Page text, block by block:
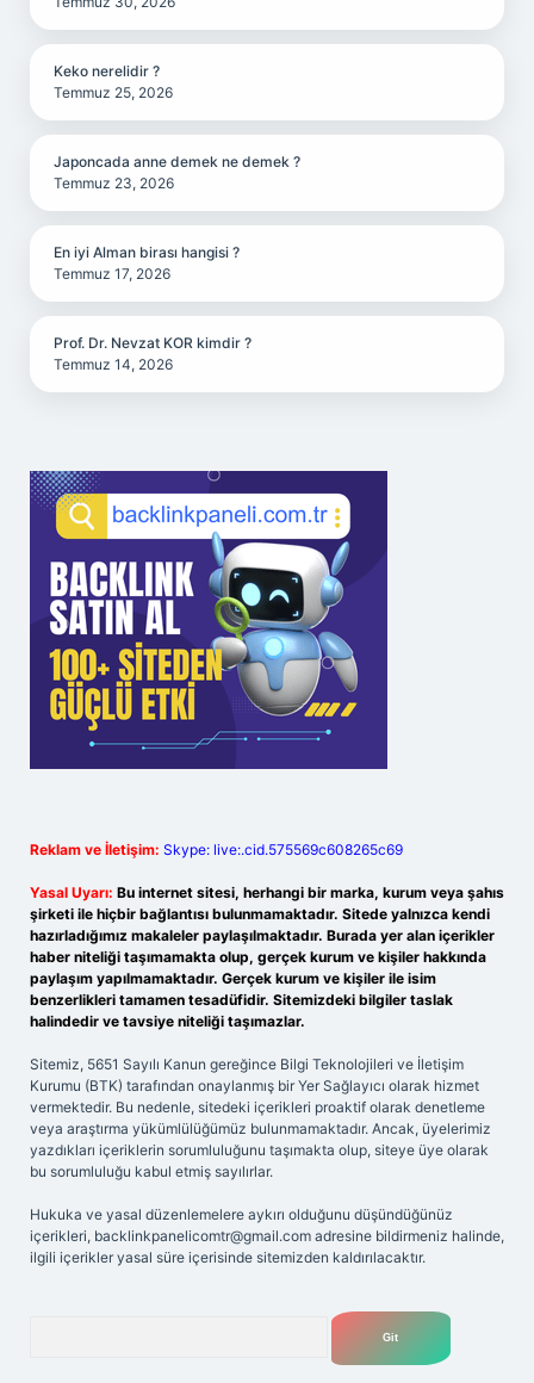
Keko nerelidir ?
Temmuz 25, 2026
Japoncada anne demek ne demek ?
Temmuz 23, 2026
En iyi Alman birası hangisi ?
Temmuz 17, 2026
Prof. Dr. Nevzat KOR kimdir ?
Temmuz 14, 2026
Reklam ve İletişim: Skype: live:.cid.575569c608265c69
Yasal Uyarı: Bu internet sitesi, herhangi bir marka, kurum veya şahıs
şirketi ile hiçbir bağlantısı bulunmamaktadır. Sitede yalnızca kendi
hazırladığımız makaleler paylaşılmaktadır. Burada yer alan içerikler
haber niteliği taşımamakta olup, gerçek kurum ve kişiler hakkında
paylaşım yapılmamaktadır. Gerçek kurum ve kişiler ile isim
benzerlikleri tamamen tesadüfidir. Sitemizdeki bilgiler taslak
halindedir ve tavsiye niteliği taşımazlar.
Sitemiz, 5651 Sayılı Kanun gereğince Bilgi Teknolojileri ve İletişim
Kurumu (BTK) tarafından onaylanmış bir Yer Sağlayıcı olarak hizmet
vermektedir. Bu nedenle, sitedeki içerikleri proaktif olarak denetleme
veya araştırma yükümlülüğümüz bulunmamaktadır. Ancak, üyelerimiz
yazdıkları içeriklerin sorumluluğunu taşımakta olup, siteye üye olarak
bu sorumluluğu kabul etmiş sayılırlar.
Hukuka ve yasal düzenlemelere aykırı olduğunu düşündüğünüz
içerikleri, backlinkpanelicomtr@gmail.com adresine bildirmeniz halinde,
ilgili içerikler yasal süre içerisinde sitemizden kaldırılacaktır.